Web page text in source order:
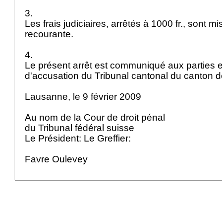
3.
Les frais judiciaires, arrêtés à 1000 fr., sont
recourante.
4.
Le présent arrêt est communiqué aux parties
d'accusation du Tribunal cantonal du canton
Lausanne, le 9 février 2009
Au nom de la Cour de droit pénal
du Tribunal fédéral suisse
Le Président: Le Greffier:
Favre Oulevey